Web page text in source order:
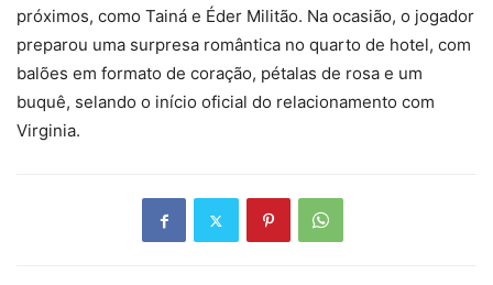
próximos, como Tainá e Éder Militão. Na ocasião, o jogador
preparou uma surpresa romântica no quarto de hotel, com
balões em formato de coração, pétalas de rosa e um
buquê, selando o início oficial do relacionamento com
Virginia.